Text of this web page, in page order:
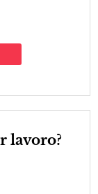
lavoro?